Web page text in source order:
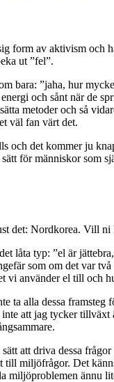
form av aktivism och
ut ”fel”.
bara: ”jaha, hur
och sånt när de
metoder och så
väl fan värt det.
och det kommer ju
för människor som
det: Nordkorea. Vill
låta typ: ”el är
som om det var
vi använder el till och
ta alla dessa
att jag tycker tillväxt
att driva dessa
till miljöfrågor. Det
miljöproblemen ännu